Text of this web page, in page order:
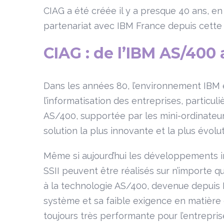
CIAG a été créée il y a presque 40 ans,
partenariat avec IBM France depuis cette
CIAG : de l’IBM AS/
Dans les années 80, l’environnement
l’informatisation des entreprises,
AS/400, supportée par les mini-
solution la plus innovante et la plus
Même si aujourd’hui les
SSII peuvent être réalisés sur n’importe
à la technologie AS/400, devenue depuis
système et sa faible exigence en
toujours très performante pour